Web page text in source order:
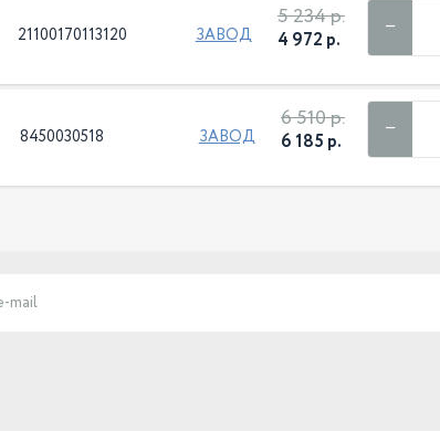
21100170113120 ЗАВОД
5 234 р.
4 972 р.
8450030518 ЗАВОД
6 510 р.
6 185 р.